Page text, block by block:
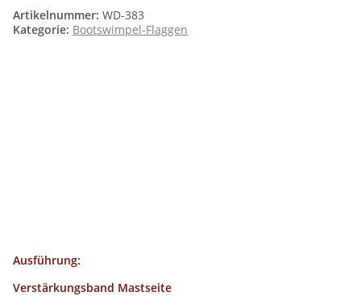
Artikelnummer: WD-383
Kategorie: Bootswimpel-Flaggen
Ausführung:
Verstärkungsband Mastseite